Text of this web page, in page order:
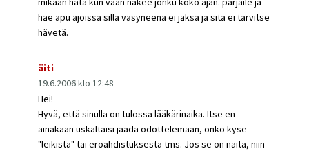
hae apu ajoissa sillä väsyneenä ei jaksa ja sitä ei tarvitse
hävetä.
äiti
19.6.2006 klo 12:48
Hei!
Hyvä, että sinulla on tulossa lääkärinaika. Itse en
ainakaan uskaltaisi jäädä odottelemaan, onko kyse
"leikistä" tai eroahdistuksesta tms. Jos se on näitä, niin